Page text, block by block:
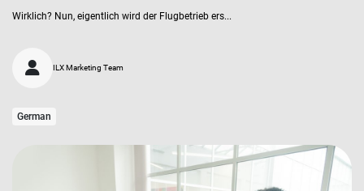
Wirklich? Nun, eigentlich wird der Flugbetrieb ers...
ILX Marketing Team
German